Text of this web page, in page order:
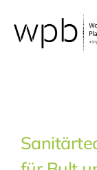
Inhalt
springen
Unternehmen